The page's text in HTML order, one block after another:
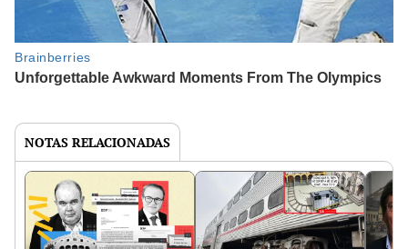
NOTAS RELACIONADAS